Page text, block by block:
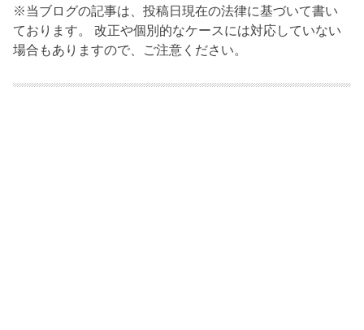
※当ブログの記事は、投稿日現在の法律に基づいて書い
ております。 改正や個別的なケースには対応していない
場合もありますので、ご注意ください。